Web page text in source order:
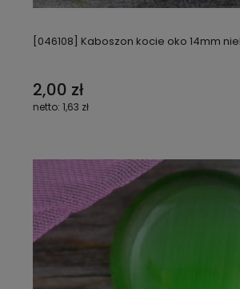
[046108] Kaboszon kocie oko 14mm
2,00 zł
1,63 zł